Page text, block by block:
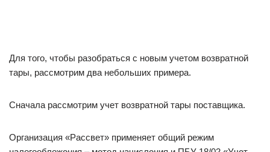
Для того, чтобы разобраться с новым учетом возвратной
тары, рассмотрим два небольших примера.
Сначала рассмотрим учет возвратной тары поставщика.
Организация «Рассвет» применяет общий режим